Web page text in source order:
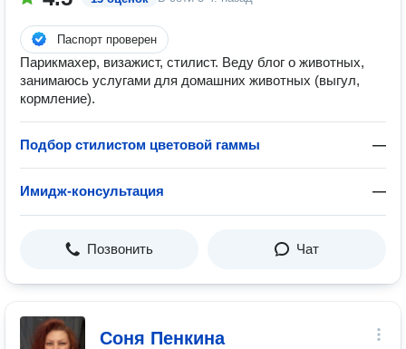
Паспорт проверен
Парикмахер, визажист, стилист. Веду блог о животных,
занимаюсь услугами для домашних животных (выгул,
кормление).
Подбор стилистом цветовой гаммы —
Имидж-консультация —
Позвонить Чат
Соня Пенкина